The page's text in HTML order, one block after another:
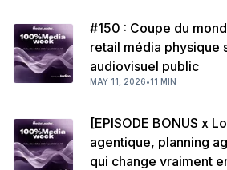
#150 : Coupe du
retail média physique
audiovisuel public
MAY 11, 2026•11 MIN
[EPISODE BONUS x
agentique, planning
qui change vraiment